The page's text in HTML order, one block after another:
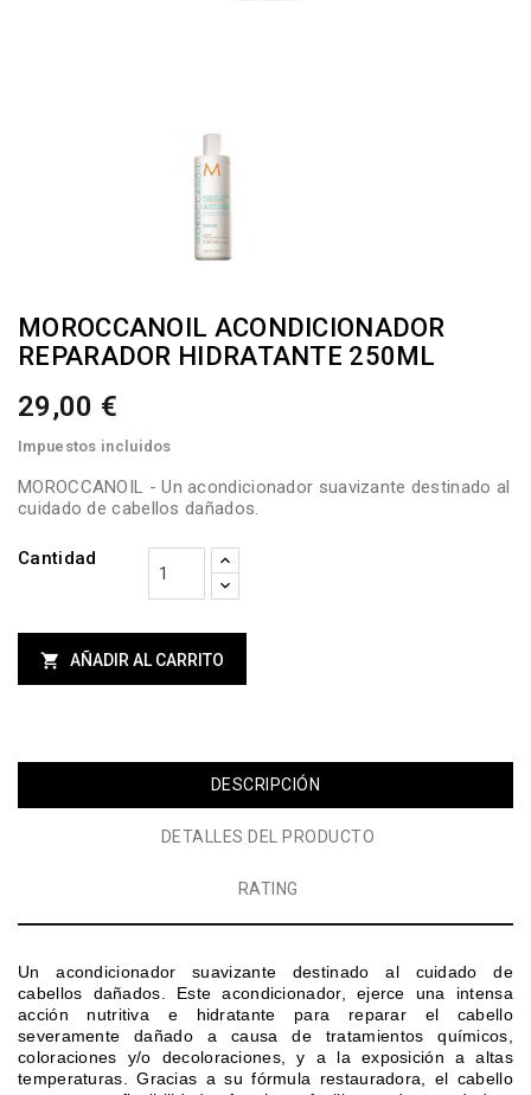
MOROCCANOIL ACONDICIONADOR
REPARADOR HIDRATANTE 250ML
29,00 €
Impuestos incluidos
MOROCCANOIL - Un acondicionador suavizante destinado al
cuidado de cabellos dañados.
Cantidad
 AÑADIR AL CARRITO
DESCRIPCIÓN
DETALLES DEL PRODUCTO
RATING
Un acondicionador suavizante destinado al cuidado de
cabellos dañados.
Este acondicionador, ejerce una intensa
acción nutritiva e hidratante para reparar el cabello
severamente dañado a causa de tratamientos químicos,
coloraciones y/o decoloraciones, y a la exposición a altas
temperaturas.
Gracias a su fórmula restauradora, el cabello